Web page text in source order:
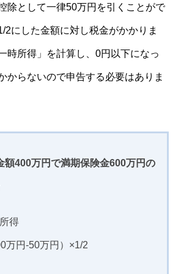
除として一律50万円を引くことがで
2にした金額に対し税金がかかりま
時所得」を計算し、0円以下になっ
からないので申告する必要はありま
額400万円で満期保険金600万円の
得
万円-50万円）×1/2